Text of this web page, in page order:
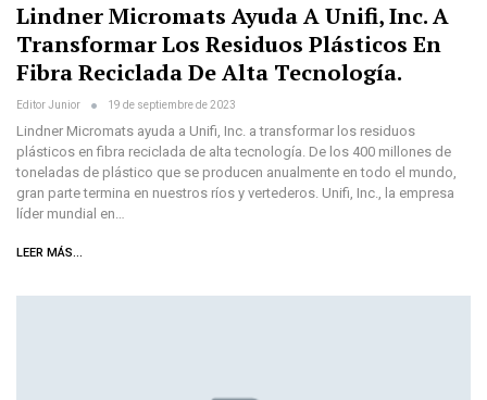
Lindner Micromats Ayuda A Unifi, Inc. A
Transformar Los Residuos Plásticos En
Fibra Reciclada De Alta Tecnología.
Editor Junior 19 de septiembre de 2023
Lindner Micromats ayuda a Unifi, Inc. a transformar los residuos
plásticos en fibra reciclada de alta tecnología. De los 400 millones de
toneladas de plástico que se producen anualmente en todo el mundo,
gran parte termina en nuestros ríos y vertederos. Unifi, Inc., la empresa
líder mundial en…
LEER MÁS...